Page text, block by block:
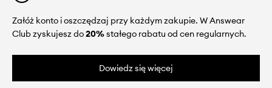
Załóż konto i oszczędzaj przy każdym zakupie. W Answear
Club zyskujesz do20%stałego rabatu od cen regularnych.
Dowiedz się więcej